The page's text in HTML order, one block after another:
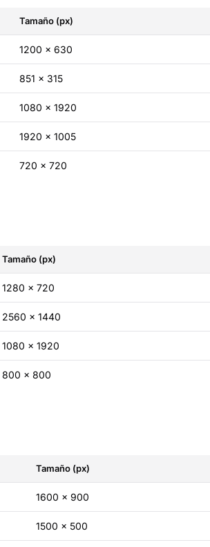
Tamaño (px)
1200 × 630
851 × 315
1080 × 1920
1920 × 1005
720 × 720
Tamaño (px)
1280 × 720
2560 × 1440
1080 × 1920
800 × 800
Tamaño (px)
1600 × 900
1500 × 500